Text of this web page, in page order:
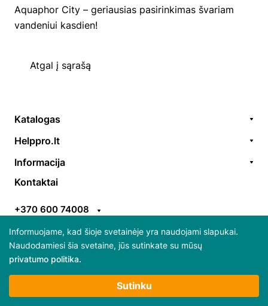
Aquaphor City – geriausias pasirinkimas švariam
vandeniui kasdien!
Atgal į sąrašą
Katalogas
Prekės / aksesuarai
Akcijos
Prekiniai ženklai
Helppro.lt
EGS
ES parama
Informacija
Pristatymo taisyklės
Pirkimo-pardavimo taisyklės
Kontaktai
+370 600 74008
info@helppro.lt
Gabijos g. 38, LT-06157 Vilnius
Informuojame, kad šioje svetainėje yra naudojami slapukai.
Naudodamiesi šia svetaine, jūs sutinkate su mūsų
privatumo politika.
Daugiau apie slapukus ir jų atsisakymą skaitykite
Sutinku